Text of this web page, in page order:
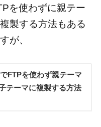
を使わずに親テー
製する方法もある
が、
FTPを使わず親テーマ
テーマに複製する方法